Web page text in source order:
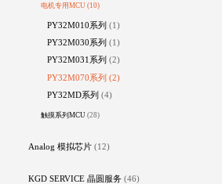
电机专用MCU(10)
PY32M010系列(1)
PY32M030系列(1)
PY32M031系列(2)
PY32M070系列(2)
PY32MD系列(4)
触摸系列MCU(28)
Analog 模拟芯片 (12)
KGD SERVICE 晶圆服务 (46)